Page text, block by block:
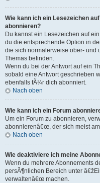
Wie kann ich ein Lesezeichen
abonnieren?
Du kannst ein Lesezeichen auf
du die entsprechende Option in
die sich normalerweise ober- und
Themas befinden.
Wenn du bei der Antwort auf ein
sobald eine Antwort geschrieben
ebenfalls fÃ¼r dich abonniert.
Nach oben
Wie kann ich ein Forum
Um ein Forum zu abonnieren,
abonnierenâ€œ, der sich meist
Nach oben
Wie deaktiviere ich meine
Wenn du mehrere Abonnements
persÃ¶nlichen Bereich unter
verwaltenâ€œ machen.